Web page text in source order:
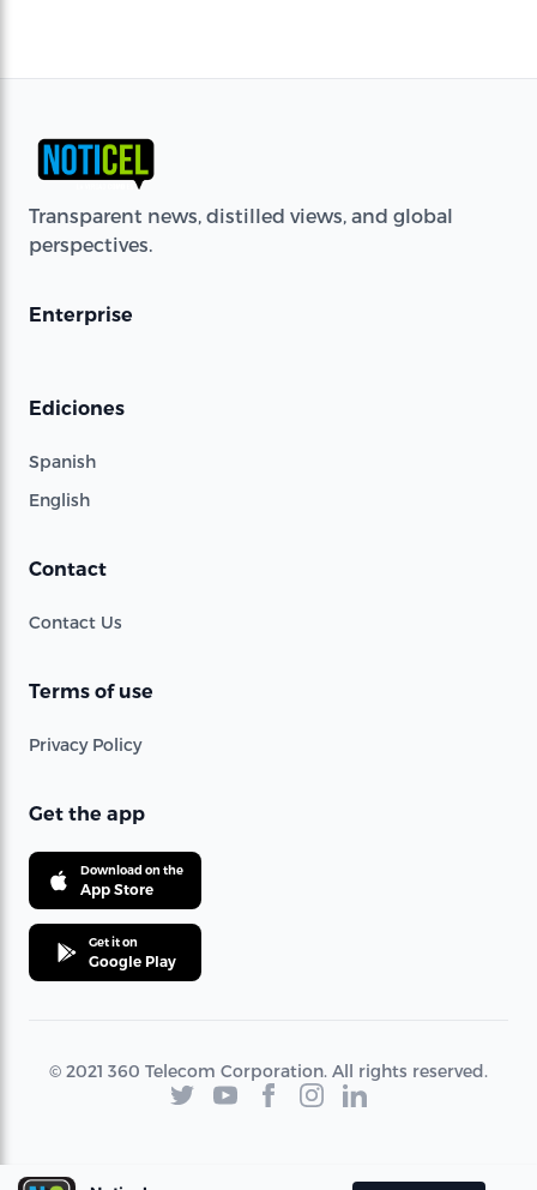
Transparent news, distilled views, and global
perspectives.
Enterprise
Ediciones
Spanish
English
Contact
Contact Us
Terms of use
Privacy Policy
Get the app
Download on the
App Store
Get it on
Google Play
© 2021 360 Telecom Corporation. All rights reserved.